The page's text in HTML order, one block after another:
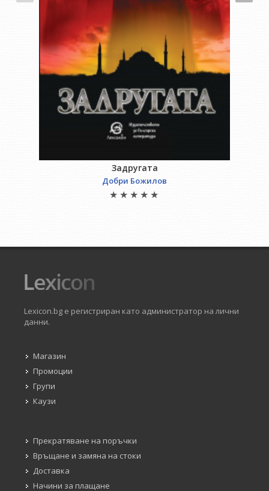
Задругата
Добри Божилов
Lexicon.bg е регистриран като администратор на лични
данни.
Магазин
Промоции
Групи
Каузи
Прекратяване на поръчки
Връщане и замяна на стоки
Доставка
Начини за плащане